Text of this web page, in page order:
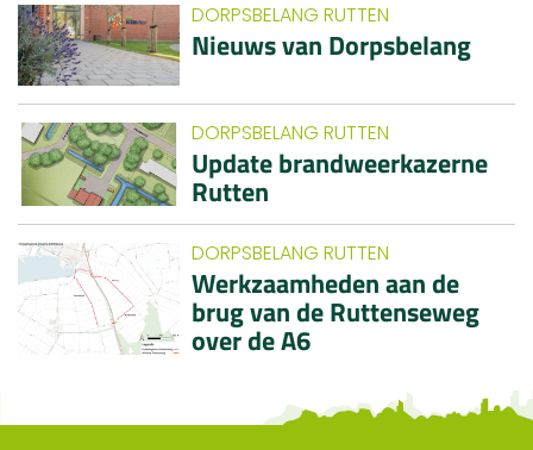
DORPSBELANG RUTTEN
Nieuws van Dorpsbelang
DORPSBELANG RUTTEN
Update brandweerkazerne
Rutten
DORPSBELANG RUTTEN
Werkzaamheden aan de
brug van de Ruttenseweg
over de A6